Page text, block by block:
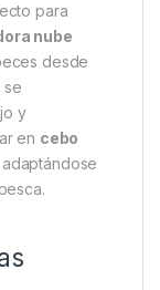
para
nube
desde
se
y
en cebo
, adaptándose